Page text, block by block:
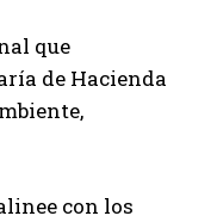
que
de Hacienda
con los